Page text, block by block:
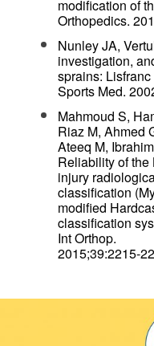
modification of
Orthopedics.
Nunley JA,
investigation,
sprains:
Sports Med.
Mahmoud S,
Riaz M, Ahmed
Ateeq M,
Reliability of the
injury
classification
modified
classification
Int Orthop.
2015;39:2215-